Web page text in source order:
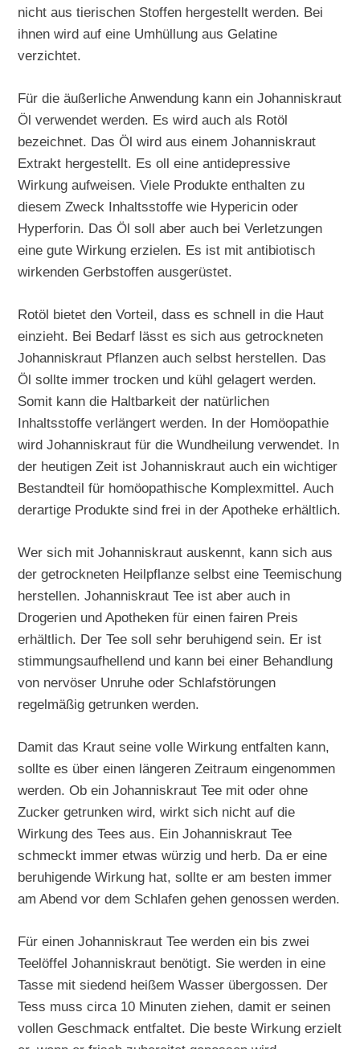
nicht aus tierischen Stoffen hergestellt werden. Bei
ihnen wird auf eine Umhüllung aus Gelatine
verzichtet.
Für die äußerliche Anwendung kann ein Johanniskraut
Öl verwendet werden. Es wird auch als Rotöl
bezeichnet. Das Öl wird aus einem Johanniskraut
Extrakt hergestellt. Es oll eine antidepressive
Wirkung aufweisen. Viele Produkte enthalten zu
diesem Zweck Inhaltsstoffe wie Hypericin oder
Hyperforin. Das Öl soll aber auch bei Verletzungen
eine gute Wirkung erzielen. Es ist mit antibiotisch
wirkenden Gerbstoffen ausgerüstet.
Rotöl bietet den Vorteil, dass es schnell in die Haut
einzieht. Bei Bedarf lässt es sich aus getrockneten
Johanniskraut Pflanzen auch selbst herstellen. Das
Öl sollte immer trocken und kühl gelagert werden.
Somit kann die Haltbarkeit der natürlichen
Inhaltsstoffe verlängert werden. In der Homöopathie
wird Johanniskraut für die Wundheilung verwendet. In
der heutigen Zeit ist Johanniskraut auch ein wichtiger
Bestandteil für homöopathische Komplexmittel. Auch
derartige Produkte sind frei in der Apotheke erhältlich.
Wer sich mit Johanniskraut auskennt, kann sich aus
der getrockneten Heilpflanze selbst eine Teemischung
herstellen. Johanniskraut Tee ist aber auch in
Drogerien und Apotheken für einen fairen Preis
erhältlich. Der Tee soll sehr beruhigend sein. Er ist
stimmungsaufhellend und kann bei einer Behandlung
von nervöser Unruhe oder Schlafstörungen
regelmäßig getrunken werden.
Damit das Kraut seine volle Wirkung entfalten kann,
sollte es über einen längeren Zeitraum eingenommen
werden. Ob ein Johanniskraut Tee mit oder ohne
Zucker getrunken wird, wirkt sich nicht auf die
Wirkung des Tees aus. Ein Johanniskraut Tee
schmeckt immer etwas würzig und herb. Da er eine
beruhigende Wirkung hat, sollte er am besten immer
am Abend vor dem Schlafen gehen genossen werden.
Für einen Johanniskraut Tee werden ein bis zwei
Teelöffel Johanniskraut benötigt. Sie werden in eine
Tasse mit siedend heißem Wasser übergossen. Der
Tess muss circa 10 Minuten ziehen, damit er seinen
vollen Geschmack entfaltet. Die beste Wirkung erzielt